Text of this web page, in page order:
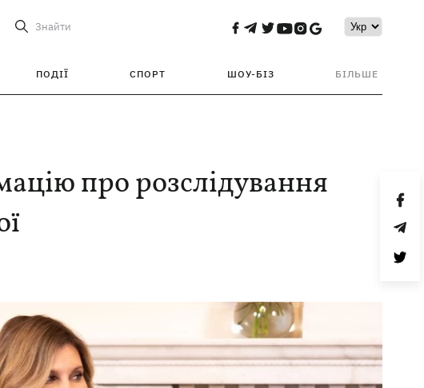
Знайти
ПОДІЇ СПОРТ ШОУ-БІЗ БІЛЬШЕ
про розслідування